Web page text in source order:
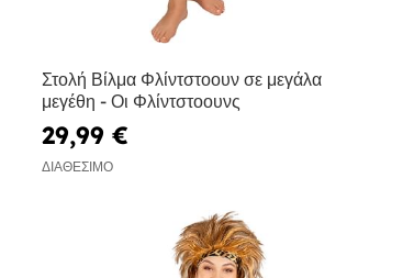
Στολή Βίλμα Φλίντστοουν σε μεγάλα
μεγέθη - Οι Φλίντστοουνς
29,99 €
ΔΙΑΘΈΣΙΜΟ